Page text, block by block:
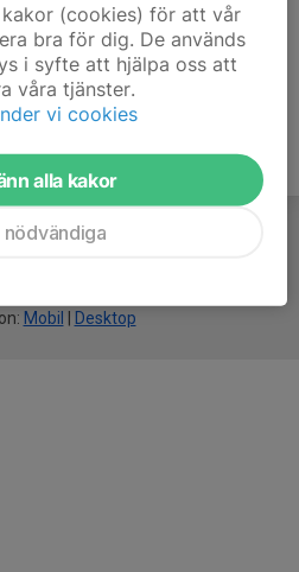
Mobil Desktop
(cookies) för att vår
bra för dig. De används
i syfte att hjälpa oss att
våra tjänster.
vi cookies
alla kakor
nödvändiga